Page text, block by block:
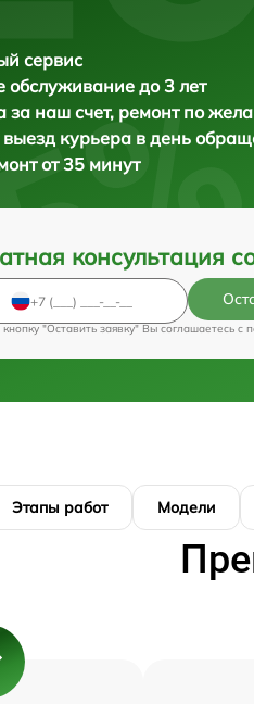
сервис
обслуживание до 3 лет
за наш счет, ремонт по
курьера в день
от 35 минут
консультация
"Оставить заявку" Вы соглашаетесь c
Этапы работ Модели